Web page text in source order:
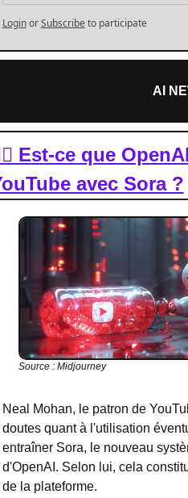
Login or Subscribe to participate
AI
Est-ce que
avec Sora ?
Source : Midjourney
Neal Mohan, le patron de
doutes quant à l'utilisation
entraîner Sora, le nouveau
d'OpenAI. Selon lui, cela
de la plateforme.